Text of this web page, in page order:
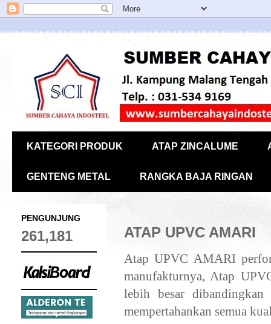
KATEGORI PRODUK ATAP ZINCALUME
GENTENG METAL RANGKA BAJA RINGAN
ATAP UPVC AMARI
Atap UPVC AMARI
manufakturnya, Atap
lebih besar
mempertahankan semua
PENGUNJUNG
261,181